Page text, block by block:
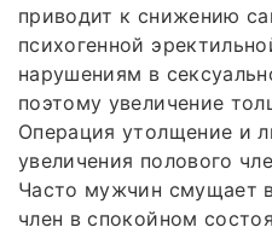
приводит к снижению
психогенной
нарушениям в
поэтому увеличение
Операция утолщение и
увеличения полового
Часто мужчин смущает
член в спокойном